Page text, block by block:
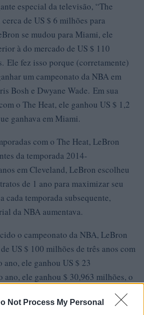
Not Process My Personal
especial da televisão, “The
de US $ 6 milhões para
se mudou para Miami, ele
à do mercado de US $ 110
Ele fez isso porque (corretamente)
um campeonato da NBA em
Bosh e Dwyane Wade. Em sua
o The Heat, ele ganhou US $ 1,2
ganhava em Miami.
com o The Heat, LeBron
da temporada 2014-
em Cleveland, LeBron escolheu
de 1 ano para maximizar seu
cada temporada subsequente,
da NBA aumentava.
o campeonato da NBA, LeBron
US $ 100 milhões de três anos com
ele ganhou US $ 23
ano, ele ganhou $ 30,963 milhões, o
o jogador mais bem pago da liga
sua carreira. No terceiro ano do